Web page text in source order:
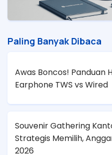
Paling Banyak Dibaca
Awas Boncos! Panduan
Earphone TWS vs Wired
Souvenir Gathering
Strategis Memilih,
2026